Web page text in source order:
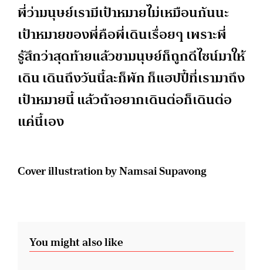
พี่ว่ามนุษย์เรามีเป้าหมายไม่เหมือนกันนะ
เป้าหมายของพี่คือพี่เดินเรื่อยๆ เพราะพี่
รู้สึกว่าสุดท้ายแล้วขามนุษย์ก็ถูกดีไซน์มาให้
เดิน เดินถึงวันนี้ละก็พัก ก็แฮปปี้ที่เรามาถึง
เป้าหมายนี้ แล้วถ้าอยากเดินต่อก็เดินต่อ
แค่นี้เอง
Cover illustration by Namsai Supavong
You might also like